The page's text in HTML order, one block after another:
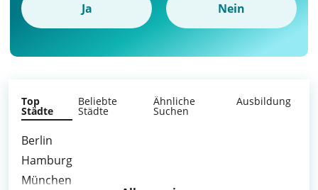
Ja Nein
Top
Städte
Beliebte
Städte
Ähnliche
Suchen
Ausbildung
Berlin
Hamburg
München